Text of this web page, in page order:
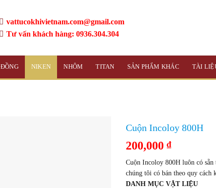
vattucokhivietnam.com@gmail.com
Tư vấn khách hàng: 0936.304.304
ĐỒNG NIKEN NHÔM TITAN SẢN PHẨM KHÁC TÀI
Cuộn Incoloy 800H
200,000 ₫
Cuộn Incoloy 800H luôn có
chúng tôi có bán theo quy cách
DANH MỤC VẬT LIỆU